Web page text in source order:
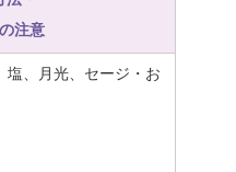
注意
、月光、セージ・お